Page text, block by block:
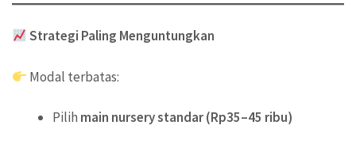
Strategi Paling Menguntungkan
Modal terbatas:
Pilih main nursery standar (Rp35–45 ribu)